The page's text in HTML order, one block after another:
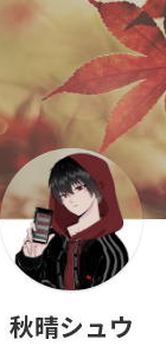
秋晴シュウ